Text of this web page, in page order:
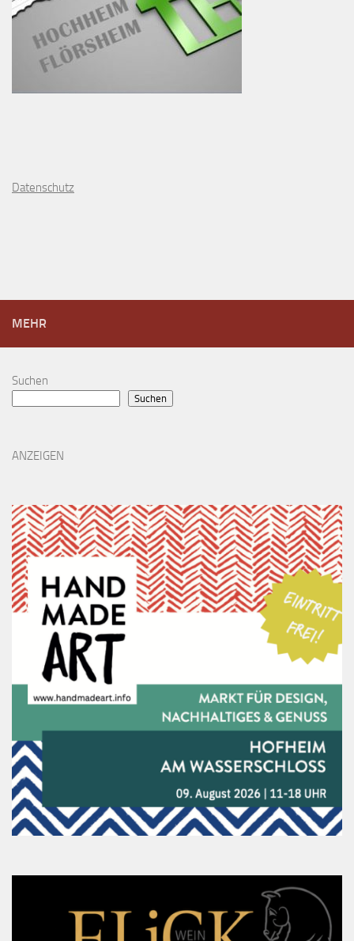
Datenschutz
MEHR
Suchen
Suchen
ANZEIGEN